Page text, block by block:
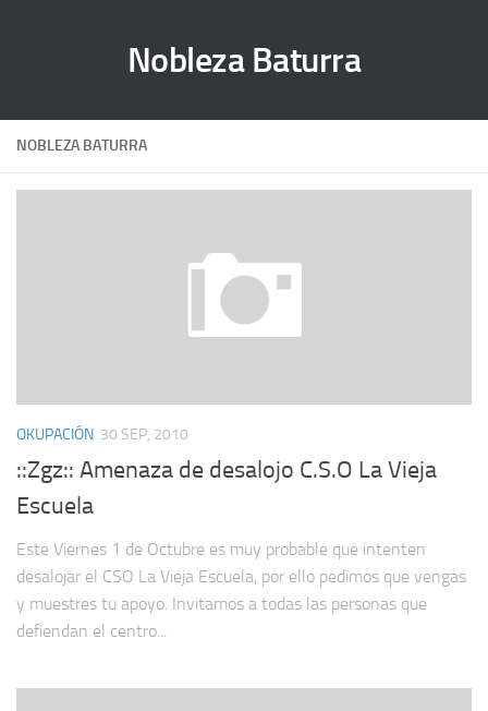
Nobleza Baturra
NOBLEZA BATURRA
OKUPACIÓN 30 SEP, 2010
::Zgz:: Amenaza de desalojo C.S.O La Vieja
Escuela
Este Viernes 1 de Octubre es muy probable que intenten
desalojar el CSO La Vieja Escuela, por ello pedimos que vengas
y muestres tu apoyo. Invitamos a todas las personas que
defiendan el centro...